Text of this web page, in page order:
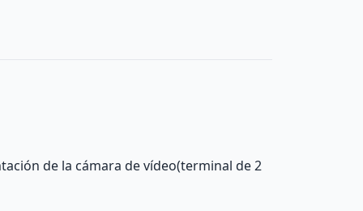
de la cámara de vídeo(terminal de 2